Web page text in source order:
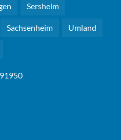
Sersheim
Sachsenheim Umland